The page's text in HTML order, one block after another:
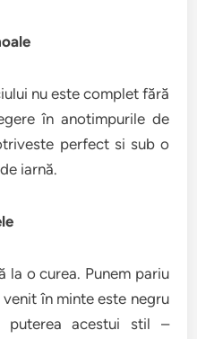
nu este complet fără
în anotimpurile de
perfect si sub o
iarnă.
la o curea. Punem pariu
în minte este negru
puterea acestui stil –